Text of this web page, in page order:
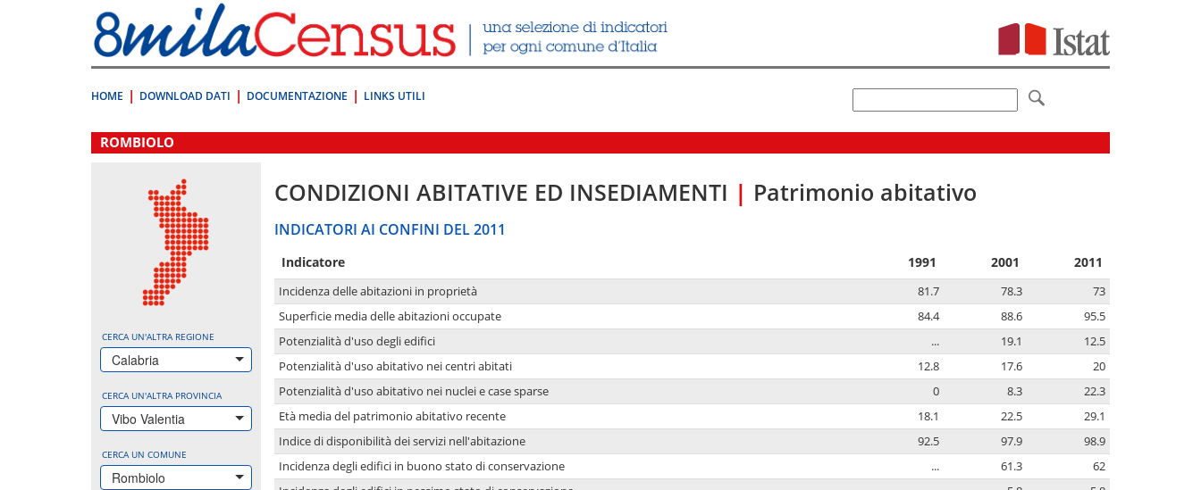
direttamente
a:
Contenuto
HOME DOWNLOAD DATI DOCUMENTAZIONE LINKS UTILI
.
ROMBIOLO
CERCA UN'ALTRA REGIONE
Calabria
CERCA UN'ALTRA PROVINCIA
Vibo Valentia
CERCA UN COMUNE
Rombiolo
CONDIZIONI ABITATIVE ED INSEDIAMENTI | Patrimonio abitativo
INDICATORI AI CONFINI DEL 2011
Indicatore 1991 2001 2011
Incidenza delle abitazioni in proprietà 81.7 78.3
73
Superficie media delle abitazioni occupate
84.4 88.6
95.5
Potenzialità d'uso degli edifici
... 19.1
12.5
Potenzialità d'uso abitativo nei centri abitati
12.8 17.6
20
Potenzialità d'uso abitativo nei nuclei e case sparse
0 8.3
22.3
Età media del patrimonio abitativo recente
18.1 22.5
29.1
Indice di disponibilità dei servizi nell'abitazione
92.5 97.9
98.9
Incidenza degli edifici in buono stato di conservazione
... 61.3
62